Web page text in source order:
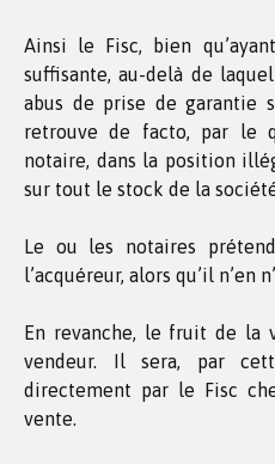
Ainsi le Fisc, bien
suffisante, au-delà de
abus de prise de garantie
retrouve de facto, par le
notaire, dans la position
sur tout le stock de la
Le ou les notaires
l’acquéreur, alors qu’il n’en
En revanche, le fruit de la
vendeur. Il sera, par
directement par le Fisc
vente.